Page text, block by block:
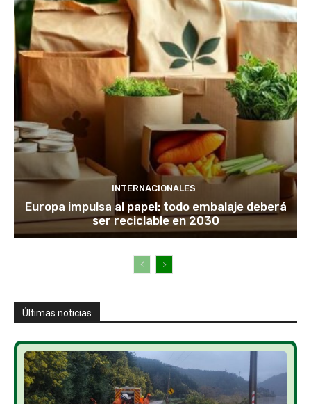
INTERNACIONALES
Europa impulsa al papel: todo embalaje deberá
ser reciclable en 2030
Últimas noticias